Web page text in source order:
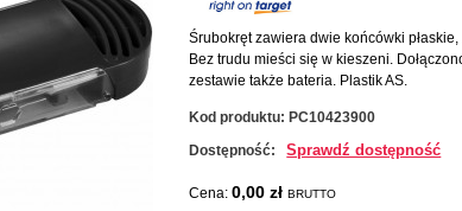
Śrubokręt zawiera dwie końcówki
Bez trudu mieści się w kieszeni.
zestawie także bateria. Plastik AS.
Kod produktu: PC10423900
Dostępność:
Sprawdź dostępność
Cena:0,00 złBRUTTO